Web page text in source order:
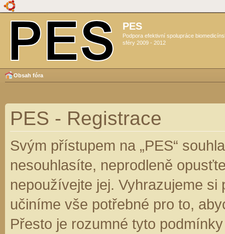
PES
Podpora efektivní spolupráce
sféry 2009 - 2012
Obsah fóra
PES - Registrace
Svým přístupem na „PES“
nesouhlasíte, neprodleně
nepoužívejte jej. Vyhrazujeme
učiníme vše potřebné pro to,
Přesto je rozumné tyto